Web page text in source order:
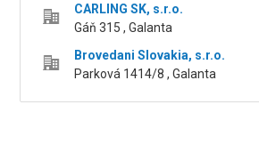
CARLING SK, s.r.o.
Gáň 315 , Galanta
Brovedani Slovakia, s.r.o.
Parková 1414/8 , Galanta